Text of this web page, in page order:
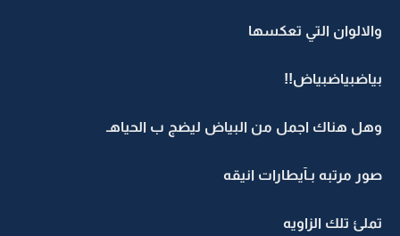
والالوان التي تعكسها
بياضبياضبياض!!
وهل هناك اجمل من البياض ليضج ب الحياهـ
صور مرتبه بـآيطارات انيقه
تملئ تلك الزاويه